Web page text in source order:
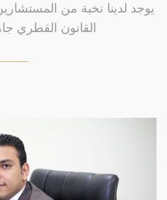
يوجد لدينا نخبة من
القانون القطري